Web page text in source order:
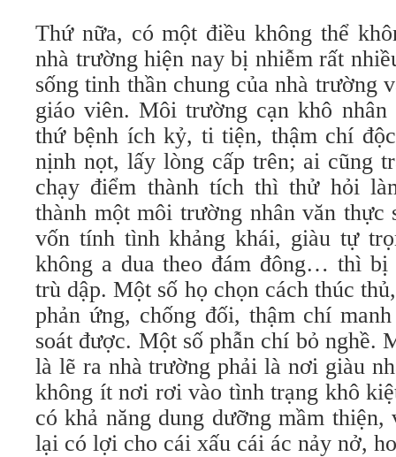
Thứ nữa, có một điều không thể
nhà trường hiện nay bị nhiễm rất
sống tinh thần chung của nhà trường
giáo viên. Môi trường cạn khô nhân
thứ bệnh ích kỷ, ti tiện, thậm chí
nịnh nọt, lấy lòng cấp trên; ai cũng
chạy điểm thành tích thì thử hỏi
thành một môi trường nhân văn thực
vốn tính tình khảng khái, giàu tự
không a dua theo đám đông… thì bị
trù dập. Một số họ chọn cách thúc
phản ứng, chống đối, thậm chí
soát được. Một số phẫn chí bỏ nghề.
là lẽ ra nhà trường phải là nơi giàu
không ít nơi rơi vào tình trạng khô
có khả năng dung dưỡng mầm
lại có lợi cho cái xấu cái ác nảy nở,